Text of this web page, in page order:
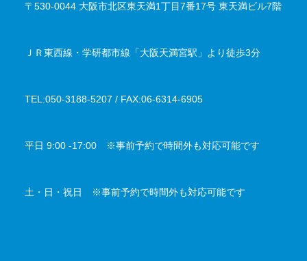
〒530-0044 大阪市北区東天満1丁目7番17号 東天満ビル7階
ＪＲ東西線・学研都市線「大阪天満宮駅」より徒歩3分
TEL:050-3188-5207 / FAX:06-6314-6905
平日 9:00 -17:00 ※事前予約で時間外も対応可能です
土・日・祝日 ※事前予約で時間外も対応可能です